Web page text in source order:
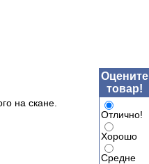
на скане.
Оцените
товар!
Отлично!
Хорошо
Средне